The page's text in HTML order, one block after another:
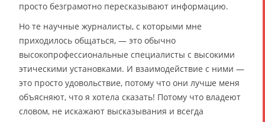
просто безграмотно пересказывают информацию.
Но те научные журналисты, с которыми мне
приходилось общаться, — это обычно
высокопрофессиональные специалисты с высокими
этическими установками. И взаимодействие с ними —
это просто удовольствие, потому что они лучше меня
объясняют, что я хотела сказать! Потому что владеют
словом, не искажают высказывания и всегда